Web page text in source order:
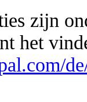
zijn
het